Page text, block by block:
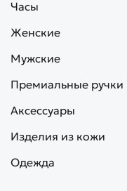
Часы
Женские
Мужские
Премиальные ручки
Аксессуары
Изделия из кожи
Одежда